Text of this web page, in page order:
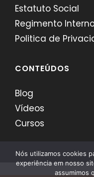
Estatuto Social
Regimento
Politica de
CONTEÚDOS
Blog
Vídeos
Cursos
Nós utilizamos cookies
experiência em nosso
assumimos